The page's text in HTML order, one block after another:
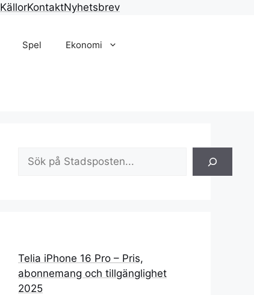
KällorKontaktNyhetsbrev
Spel Ekonomi
Sök
Telia iPhone 16 Pro – Pris,
abonnemang och tillgänglighet
2025